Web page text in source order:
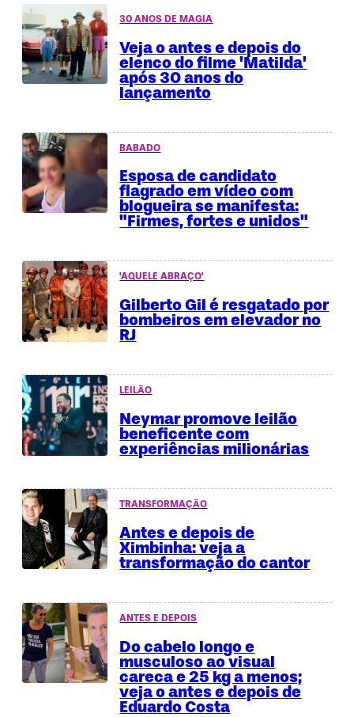
30 ANOS DE MAGIA
Veja o antes e depois do
elenco do filme 'Matilda'
após 30 anos do
lançamento
BABADO
Esposa de candidato
flagrado em vídeo com
blogueira se manifesta:
"Firmes, fortes e unidos"
'AQUELE ABRAÇO'
Gilberto Gil é resgatado por
bombeiros em elevador no
RJ
LEILÃO
Neymar promove leilão
beneficente com
experiências milionárias
TRANSFORMAÇÃO
Antes e depois de
Ximbinha: veja a
transformação do cantor
ANTES E DEPOIS
Do cabelo longo e
musculoso ao visual
careca e 25 kg a menos;
veja o antes e depois de
Eduardo Costa